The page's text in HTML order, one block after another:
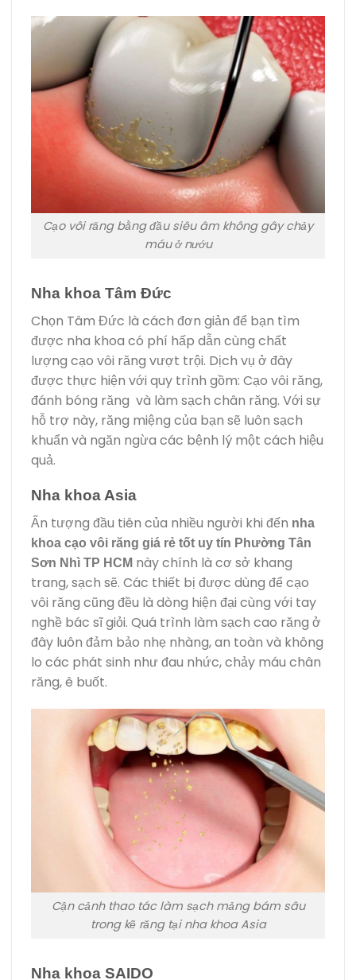
Cạo vôi răng bằng đầu siêu âm không gây chảy
máu ở nướu
Nha khoa Tâm Đức
Chọn Tâm Đức là cách đơn giản để bạn tìm
được nha khoa có phí hấp dẫn cùng chất
lượng cạo vôi răng vượt trội. Dịch vụ ở đây
được thực hiện với quy trình gồm: Cạo vôi răng,
đánh bóng răng và làm sạch chân răng. Với sự
hỗ trợ này, răng miệng của bạn sẽ luôn sạch
khuẩn và ngăn ngừa các bệnh lý một cách hiệu
quả.
Nha khoa Asia
Ấn tượng đầu tiên của nhiều người khi đến nha
khoa cạo vôi răng giá rẻ tốt uy tín Phường Tân
Sơn Nhì TP HCM này chính là cơ sở khang
trang, sạch sẽ. Các thiết bị được dùng để cạo
vôi răng cũng đều là dòng hiện đại cùng với tay
nghề bác sĩ giỏi. Quá trình làm sạch cao răng ở
đây luôn đảm bảo nhẹ nhàng, an toàn và không
lo các phát sinh như đau nhức, chảy máu chân
răng, ê buốt.
Cận cảnh thao tác làm sạch mảng bám sâu
trong kẽ răng tại nha khoa Asia
Nha khoa SAIDO